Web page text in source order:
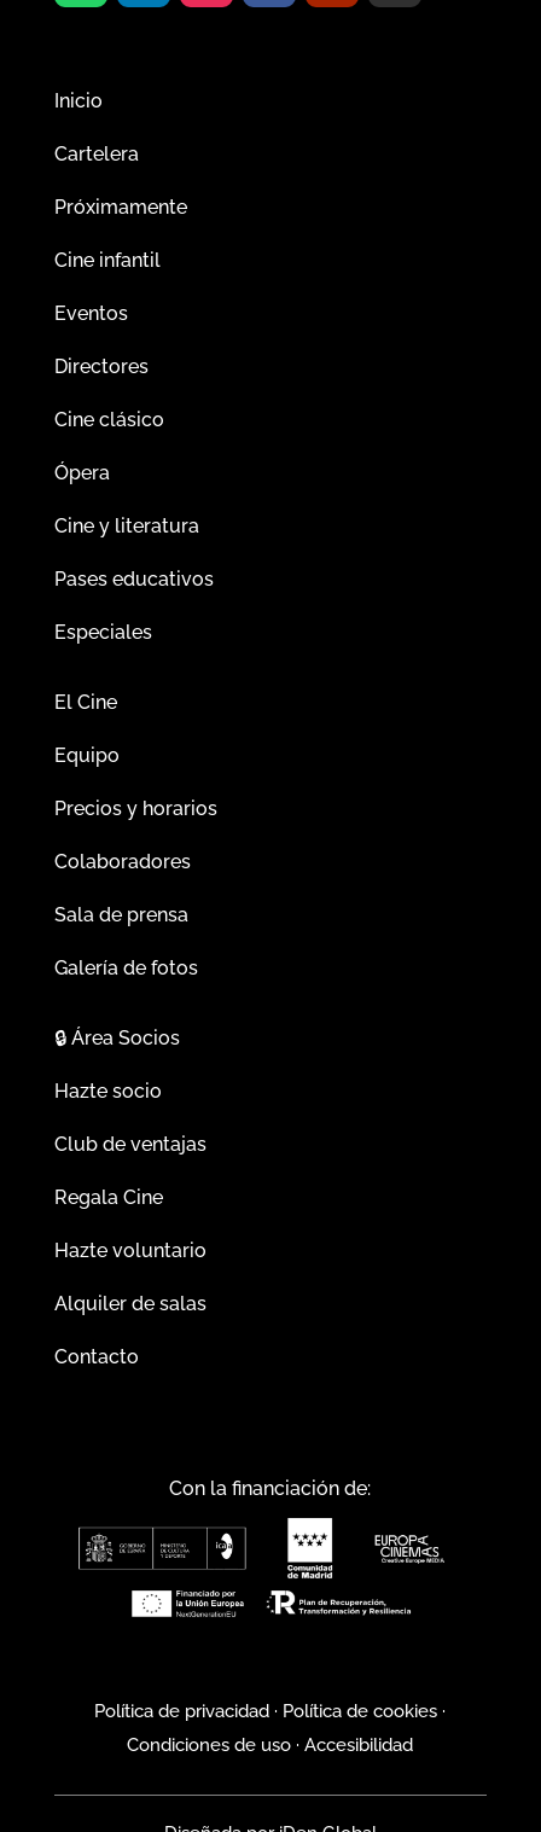
Inicio
Cartelera
Próximamente
Cine infantil
Eventos
Directores
Cine clásico
Ópera
Cine y literatura
Pases educativos
Especiales
El Cine
Equipo
Precios y horarios
Colaboradores
Sala de prensa
Galería de fotos
🔒Área Socios
Hazte socio
Club de ventajas
Regala Cine
Hazte voluntario
Alquiler de salas
Contacto
Con la financiación de:
Política de privacidad · Política de cookies ·
Condiciones de uso ·Accesibilidad